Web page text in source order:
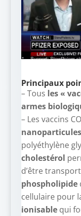
Principaux
– Tous les «
armes
– Les vaccins
polyéthylène
cholestérol
d’être
phospholipide
cellulaire pour
ionisablequi